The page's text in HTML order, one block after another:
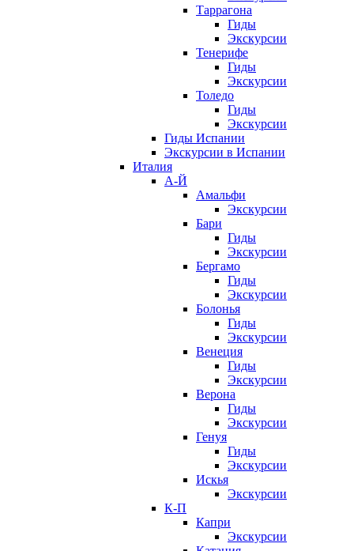
Таррагона
Гиды
Экскурсии
Тенерифе
Гиды
Экскурсии
Толедо
Гиды
Экскурсии
Гиды Испании
Экскурсии в Испании
Италия
А-Й
Амальфи
Экскурсии
Бари
Гиды
Экскурсии
Бергамо
Гиды
Экскурсии
Болонья
Гиды
Экскурсии
Венеция
Гиды
Экскурсии
Верона
Гиды
Экскурсии
Генуя
Гиды
Экскурсии
Искья
Экскурсии
К-П
Капри
Экскурсии